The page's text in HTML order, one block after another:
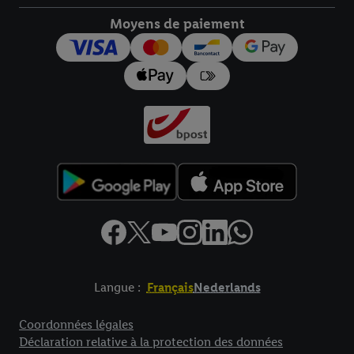
Moyens de paiement
Langue : FrançaisNederlands
Coordonnées légales
Déclaration relative à la protection des données
pour l’avenir dans notredéclaration relative à la protection des
données. Vous trouverez les impressions ici.